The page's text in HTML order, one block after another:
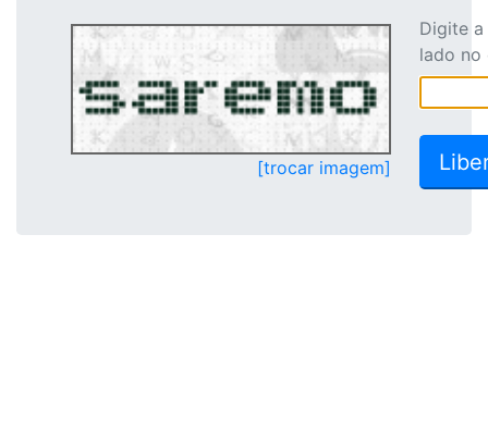
[trocar imagem]
Digite
lado no